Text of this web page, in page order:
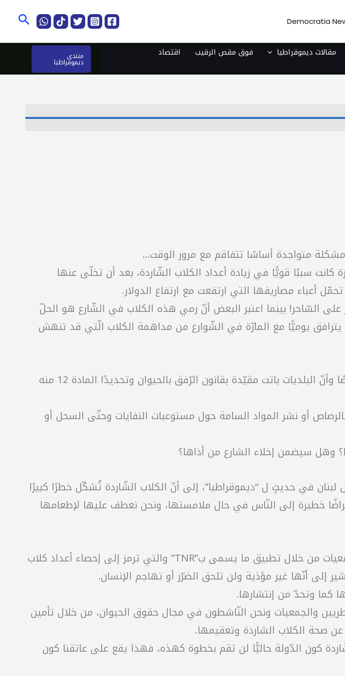
مقالات ديموقراطيا فوق مقص الرقيب
اقتصاد
منتدى
ديموقراطيا
متواجدة أساسًا تتفاقم مع مرور الوقت…
سببًا قويًّا في زيادة أعداد الكلاب الشّاردة، بعد أن تخلّى عنها
أعباء مصاريفها التي ارتفعت مع ارتفاع الدولار.
السّاحر! بينما اعتبر البعض أنّ رمي هذه الكلاب في الشّارع هو الحلّ
يوميًّا مع المارّة في الشّوارع من مداهمة الكلاب الّتي قد تنهش
إلى حدّ الآن الجهات المعنية غير قادرة على إيجاد حلّ إنساني، خصوصًا وأنّ البلديات باتت مقيّدة بقانون الرّفق بالحيوان وتحديدًا المادة 12 منه
أو نشر المواد السامة حول مستوعبات النفايات وحتّى السحل أو
سيضمن إخلاء الشارع من أذاها؟
في حديثٍ ل “ديموقراطيا”، إلى أنّ الكلاب الشّاردة تُشكّل خطرًا كبيرًا
خطيرة إلى النّاس في حال ملامستها، ونحن نعطف عليها لإطعامها
تضيف “حمدان”، إلى أنّ الحل يكمن في مظافرة جهود الدّولة والجمعيات من خلال تطبيق ما يسمى ب”TNR” والتي ترمز إلى إحصاء أعداد كلاب
أنّها غير مؤذية ولن تلحق الضرّر أو تهاجم الإنسان.
كما وتحدّ من إنتشارها.
والجمعيات ونحن النّاشطون في مجال حقوق الحيوان، من خلال تأمين
صحة الكلاب الشاردة وتعقيمها.
كون الدّولة حاليًّا لن تقم بخطوة كهذه، فهذا يقع على عاتقنا كون